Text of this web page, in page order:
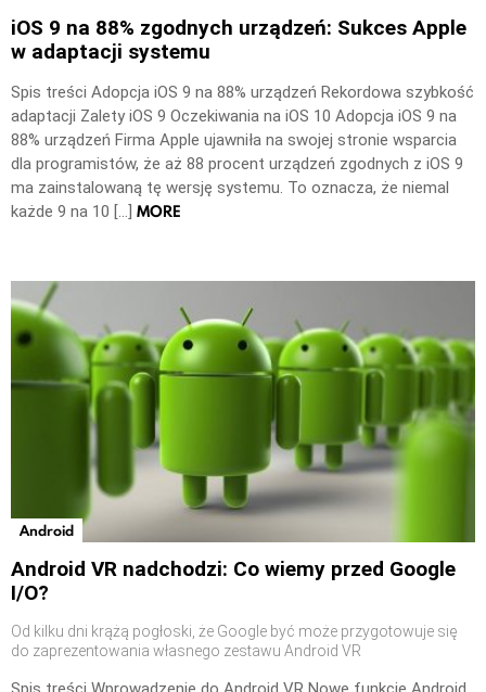
iOS 9 na 88% zgodnych urządzeń: Sukces Apple
w adaptacji systemu
Spis treści Adopcja iOS 9 na 88% urządzeń Rekordowa szybkość
adaptacji Zalety iOS 9 Oczekiwania na iOS 10 Adopcja iOS 9 na
88% urządzeń Firma Apple ujawniła na swojej stronie wsparcia
dla programistów, że aż 88 procent urządzeń zgodnych z iOS 9
ma zainstalowaną tę wersję systemu. To oznacza, że niemal
każde 9 na 10 […] MORE
Android
Android VR nadchodzi: Co wiemy przed Google
I/O?
Od kilku dni krążą pogłoski, że Google być może przygotowuje się
do zaprezentowania własnego zestawu Android VR